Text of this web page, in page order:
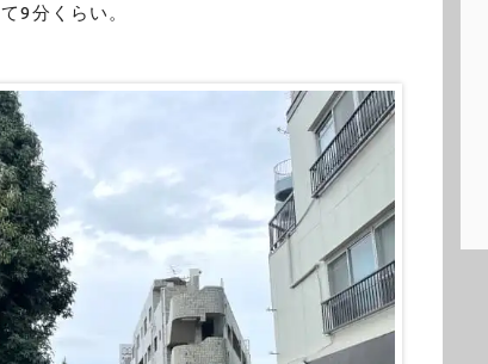
9分くらい。